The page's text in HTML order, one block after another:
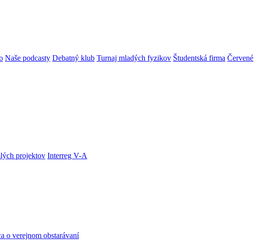
Naše podcasty Debatný klub Turnaj mladých fyzikov Študentská firma Červené
projektov Interreg V-A
o verejnom obstarávaní